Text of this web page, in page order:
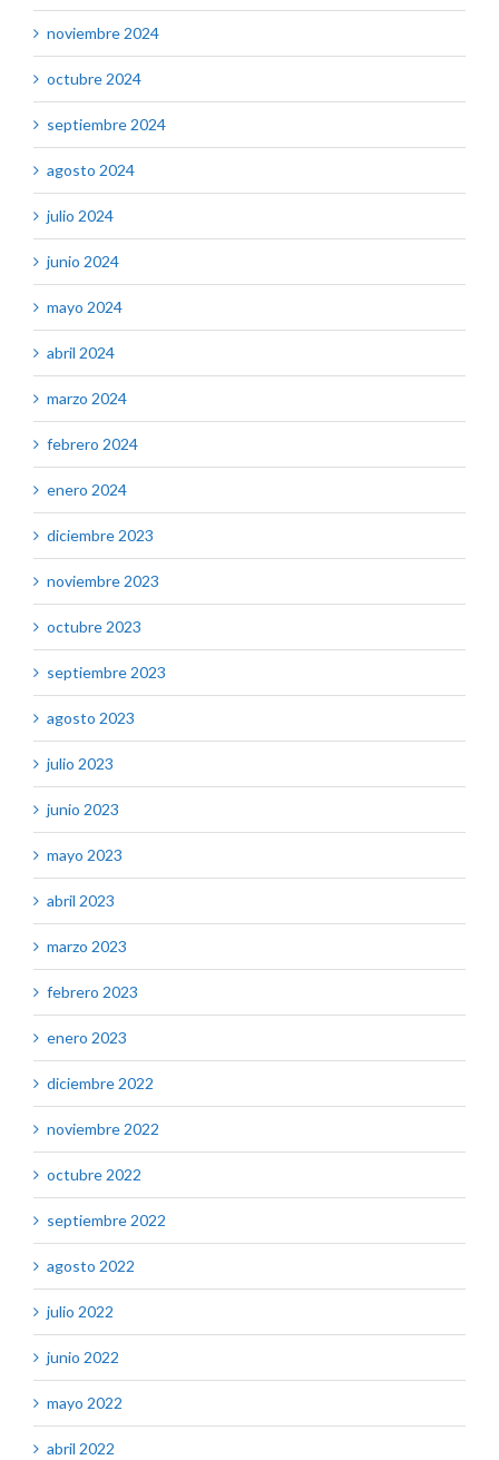
noviembre 2024
octubre 2024
septiembre 2024
agosto 2024
julio 2024
junio 2024
mayo 2024
abril 2024
marzo 2024
febrero 2024
enero 2024
diciembre 2023
noviembre 2023
octubre 2023
septiembre 2023
agosto 2023
julio 2023
junio 2023
mayo 2023
abril 2023
marzo 2023
febrero 2023
enero 2023
diciembre 2022
noviembre 2022
octubre 2022
septiembre 2022
agosto 2022
julio 2022
junio 2022
mayo 2022
abril 2022